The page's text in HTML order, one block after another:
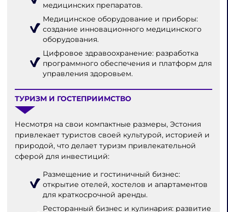
медицинских препаратов.
Медицинское оборудование и приборы:
создание инновационного медицинского
оборудования.
Цифровое здравоохранение: разработка
программного обеспечения и платформ для
управления здоровьем.
ТУРИЗМ И ГОСТЕПРИИМСТВО
Несмотря на свои компактные размеры, Эстония
привлекает туристов своей культурой, историей и
природой, что делает туризм привлекательной
сферой для инвестиций:
Размещение и гостиничный бизнес:
открытие отелей, хостелов и апартаментов
для краткосрочной аренды.
Ресторанный бизнес и кулинария: развитие